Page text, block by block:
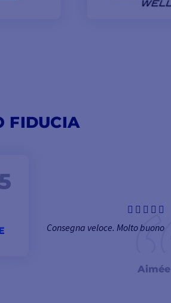
FIDUCIA
Consegna veloce. Molto buono
Aimée